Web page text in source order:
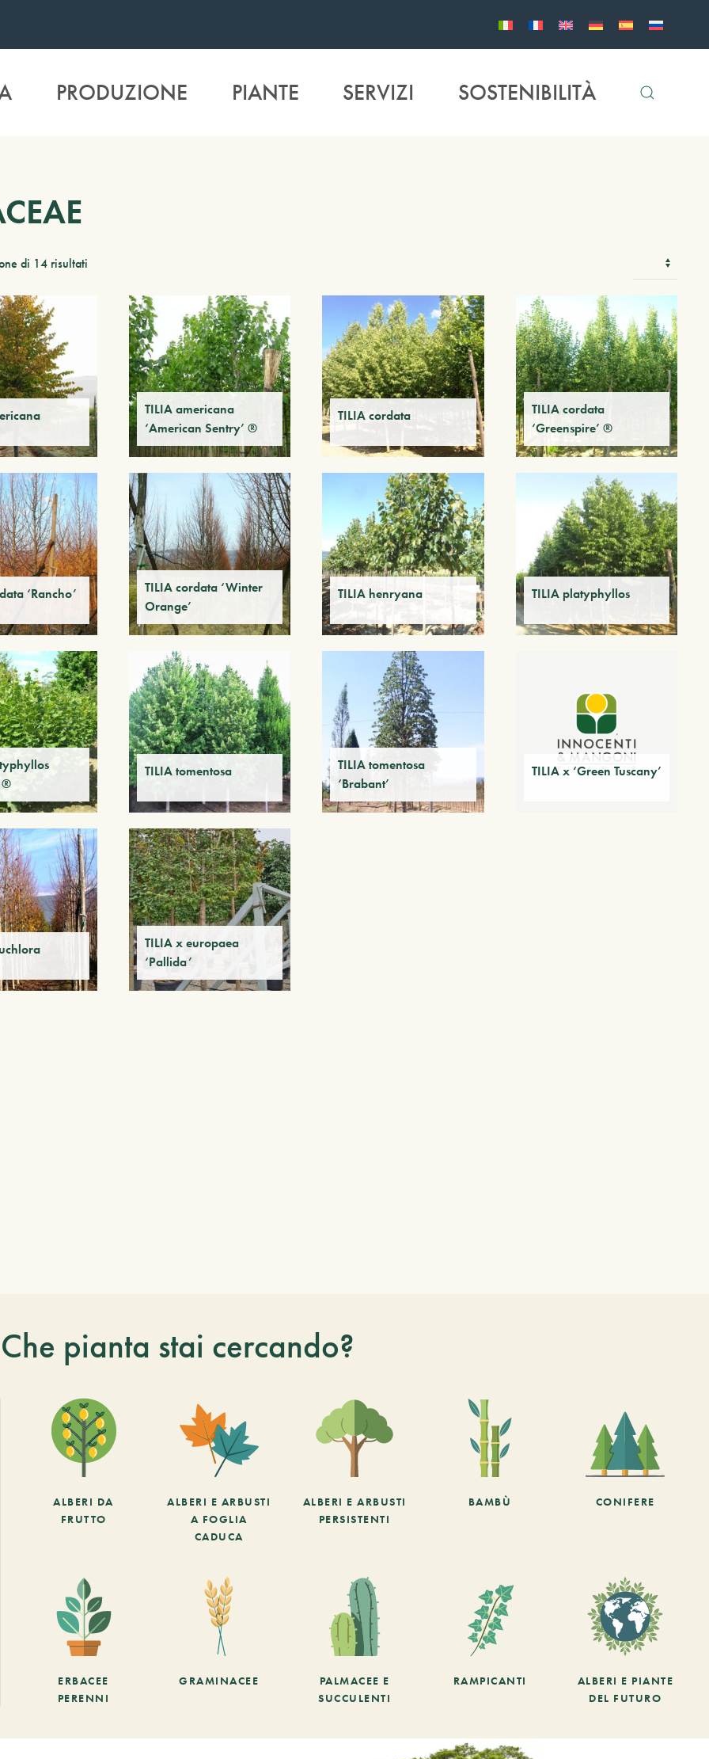
PRODUZIONE PIANTE SERVIZI SOSTENIBILITÀ
di 14 risultati
TILIA americana
‘American Sentry’ ®
TILIA cordata
TILIA cordata
‘Greenspire’ ®
‘Rancho’
TILIA cordata ‘Winter
Orange’
TILIA henryana TILIA platyphyllos
®
TILIA tomentosa
TILIA tomentosa
‘Brabant’
TILIA x ‘Green Tuscany’
TILIA x europaea
‘Pallida’
Che pianta stai cercando?
ALBERI DA
FRUTTO
ALBERI E ARBUSTI
A FOGLIA
CADUCA
ALBERI E ARBUSTI
PERSISTENTI
BAMBÙ CONIFERE
ERBACEE
PERENNI
GRAMINACEE
PALMACEE E
SUCCULENTI
RAMPICANTI
ALBERI E PIANTE
DEL FUTURO